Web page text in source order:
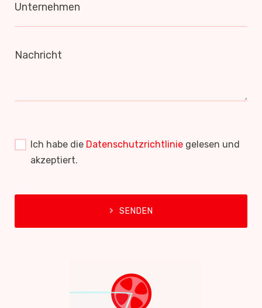
Unternehmen
Nachricht
Ich habe die Datenschutzrichtlinie gelesen und
akzeptiert.
SENDEN